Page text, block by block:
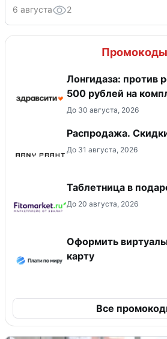
6 августа 2
Промокоды
Лонгидаза: против
500 рублей на
До 30 августа, 2026
Распродажа.
До 31 августа, 2026
Таблетница в
До 20 августа, 2026
Оформить
карту
Все